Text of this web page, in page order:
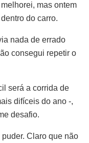
mas ontem
do carro.
nada de errado
consegui repetir o
será a corrida de
difíceis do ano -,
desafio.
puder. Claro que não